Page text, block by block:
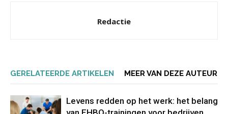
Redactie
GERELATEERDE ARTIKELEN MEER VAN DEZE AUTEUR
Levens redden op het werk: het belang